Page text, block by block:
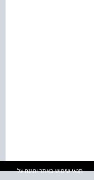
תנאי שימוש באתר והגנה על